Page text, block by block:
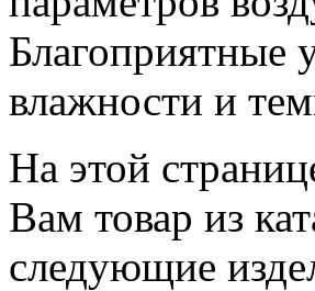
Благоприятные
влажности и
На этой
Вам товар из
следующие